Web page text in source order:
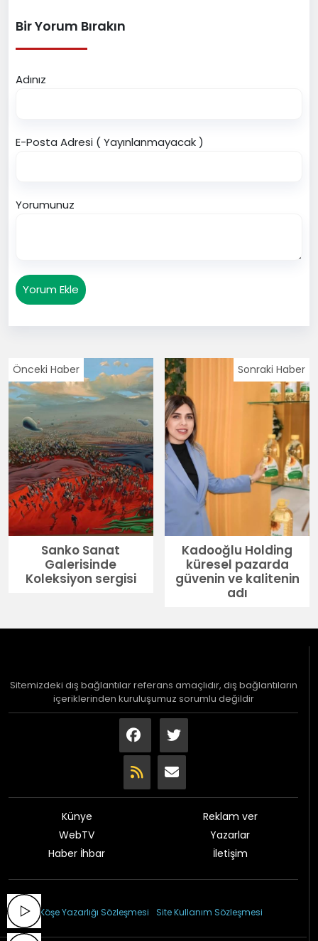
Bir Yorum Bırakın
Adınız
E-Posta Adresi ( Yayınlanmayacak )
Yorumunuz
Yorum Ekle
Önceki Haber
Sanko Sanat
Galerisinde
Koleksiyon sergisi
Sonraki Haber
Kadooğlu Holding
küresel pazarda
güvenin ve kalitenin
adı
Sitemizdeki dış bağlantılar referans amaçlıdır, dış bağlantıların
içeriklerinden kuruluşumuz sorumlu değildir
Künye
WebTV
Haber İhbar
Reklam ver
Yazarlar
İletişim
Köşe Yazarlığı Sözleşmesi
Site Kullanım Sözleşmesi